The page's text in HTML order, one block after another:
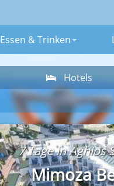
Essen & Trinken
Hotels
7 Tage in Aghios
Mimoza